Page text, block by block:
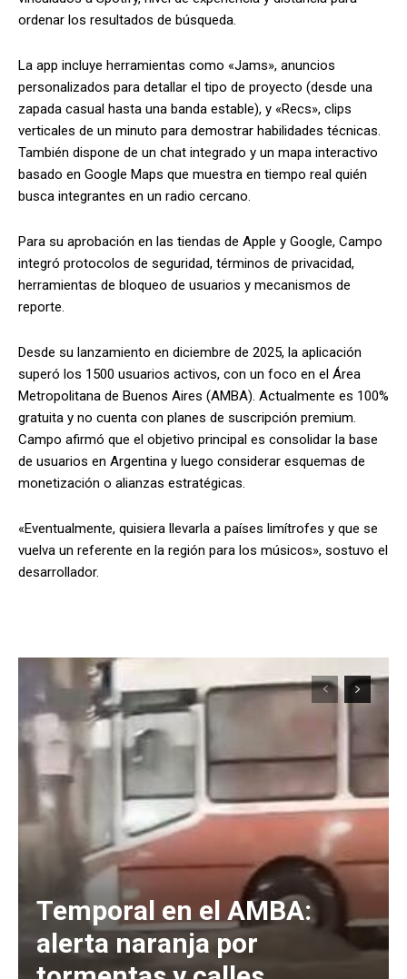
ordenar los resultados de búsqueda.
La app incluye herramientas como «Jams», anuncios
personalizados para detallar el tipo de proyecto (desde una
zapada casual hasta una banda estable), y «Recs», clips
verticales de un minuto para demostrar habilidades técnicas.
También dispone de un chat integrado y un mapa interactivo
basado en Google Maps que muestra en tiempo real quién
busca integrantes en un radio cercano.
Para su aprobación en las tiendas de Apple y Google, Campo
integró protocolos de seguridad, términos de privacidad,
herramientas de bloqueo de usuarios y mecanismos de
reporte.
Desde su lanzamiento en diciembre de 2025, la aplicación
superó los 1500 usuarios activos, con un foco en el Área
Metropolitana de Buenos Aires (AMBA). Actualmente es 100%
gratuita y no cuenta con planes de suscripción premium.
Campo afirmó que el objetivo principal es consolidar la base
de usuarios en Argentina y luego considerar esquemas de
monetización o alianzas estratégicas.
«Eventualmente, quisiera llevarla a países limítrofes y que se
vuelva un referente en la región para los músicos», sostuvo el
desarrollador.
Temporal en el AMBA:
alerta naranja por